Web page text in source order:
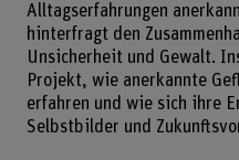
Alltagserfahrungen
hinterfragt den
Unsicherheit und Gewalt.
Projekt, wie anerkannte
erfahren und wie sich ihre
Selbstbilder und